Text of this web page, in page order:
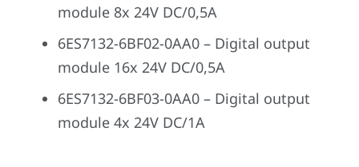
module 8x 24V DC/0,5A
6ES7132-6BF02-0AA0 – Digital output
module 16x 24V DC/0,5A
6ES7132-6BF03-0AA0 – Digital output
module 4x 24V DC/1A